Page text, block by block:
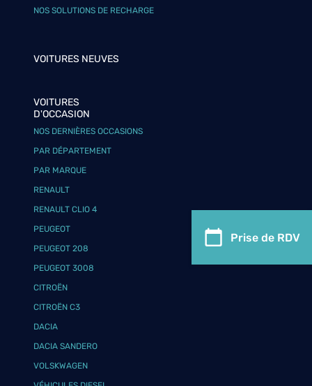
Prise de RDV
NOS SOLUTIONS DE RECHARGE
VOITURES NEUVES
VOITURES
D'OCCASION
NOS DERNIÈRES OCCASIONS
PAR DÉPARTEMENT
PAR MARQUE
RENAULT
RENAULT CLIO 4
PEUGEOT
PEUGEOT 208
PEUGEOT 3008
CITROËN
CITROËN C3
DACIA
DACIA SANDERO
VOLSKWAGEN